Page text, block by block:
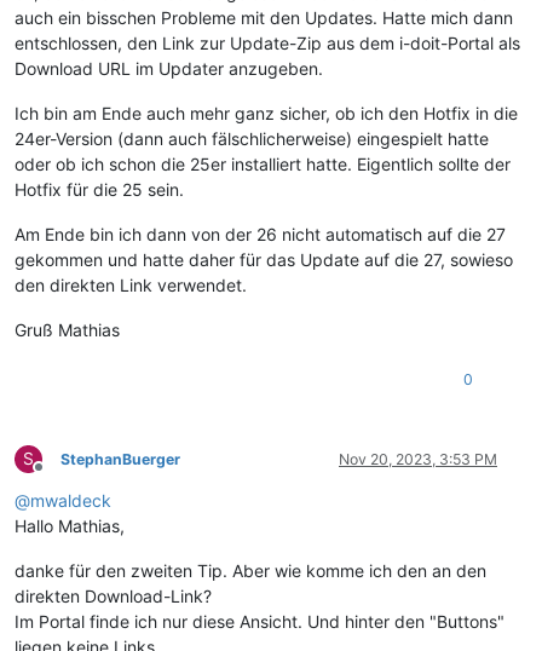
auch ein bisschen Probleme mit den Updates. Hatte mich dann
entschlossen, den Link zur Update-Zip aus dem i-doit-Portal als
Download URL im Updater anzugeben.
Ich bin am Ende auch mehr ganz sicher, ob ich den Hotfix in die
24er-Version (dann auch fälschlicherweise) eingespielt hatte
oder ob ich schon die 25er installiert hatte. Eigentlich sollte der
Hotfix für die 25 sein.
Am Ende bin ich dann von der 26 nicht automatisch auf die 27
gekommen und hatte daher für das Update auf die 27, sowieso
den direkten Link verwendet.
Gruß Mathias
0
S
Offline
StephanBuerger Nov 20, 2023, 3:53 PM
@mwaldeck
Hallo Mathias,
danke für den zweiten Tip. Aber wie komme ich den an den
direkten Download-Link?
Im Portal finde ich nur diese Ansicht. Und hinter den "Buttons"
liegen keine Links.